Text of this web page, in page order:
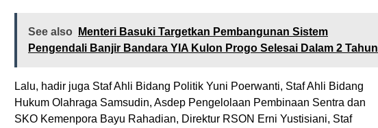
See also
Menteri Basuki Targetkan Pembangunan Sistem
Pengendali Banjir Bandara YIA Kulon Progo Selesai Dalam 2 Tahun
Lalu, hadir juga Staf Ahli Bidang Politik Yuni Poerwanti, Staf Ahli Bidang
Hukum Olahraga Samsudin, Asdep Pengelolaan Pembinaan Sentra dan
SKO Kemenpora Bayu Rahadian, Direktur RSON Erni Yustisiani, Staf